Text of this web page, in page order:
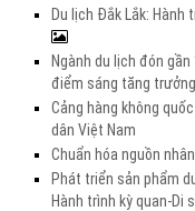
Du lịch Đắk Lắk:
Ngành du lịch đón
điểm sáng tăng trưởng
Cảng hàng không
dân Việt Nam
Chuẩn hóa nguồn
Phát triển sản phẩm
Hành trình kỳ quan-Di